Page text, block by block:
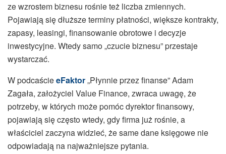
ze wzrostem biznesu rośnie też liczba zmiennych.
Pojawiają się dłuższe terminy płatności, większe kontrakty,
zapasy, leasingi, finansowanie obrotowe i decyzje
inwestycyjne. Wtedy samo „czucie biznesu” przestaje
wystarczać.
W podcaścieeFaktor„Płynnie przez finanse” Adam
Zagała, założyciel Value Finance, zwraca uwagę, że
potrzeby, w których może pomóc dyrektor finansowy,
pojawiają się często wtedy, gdy firma już rośnie, a
właściciel zaczyna widzieć, że same dane księgowe nie
odpowiadają na najważniejsze pytania.